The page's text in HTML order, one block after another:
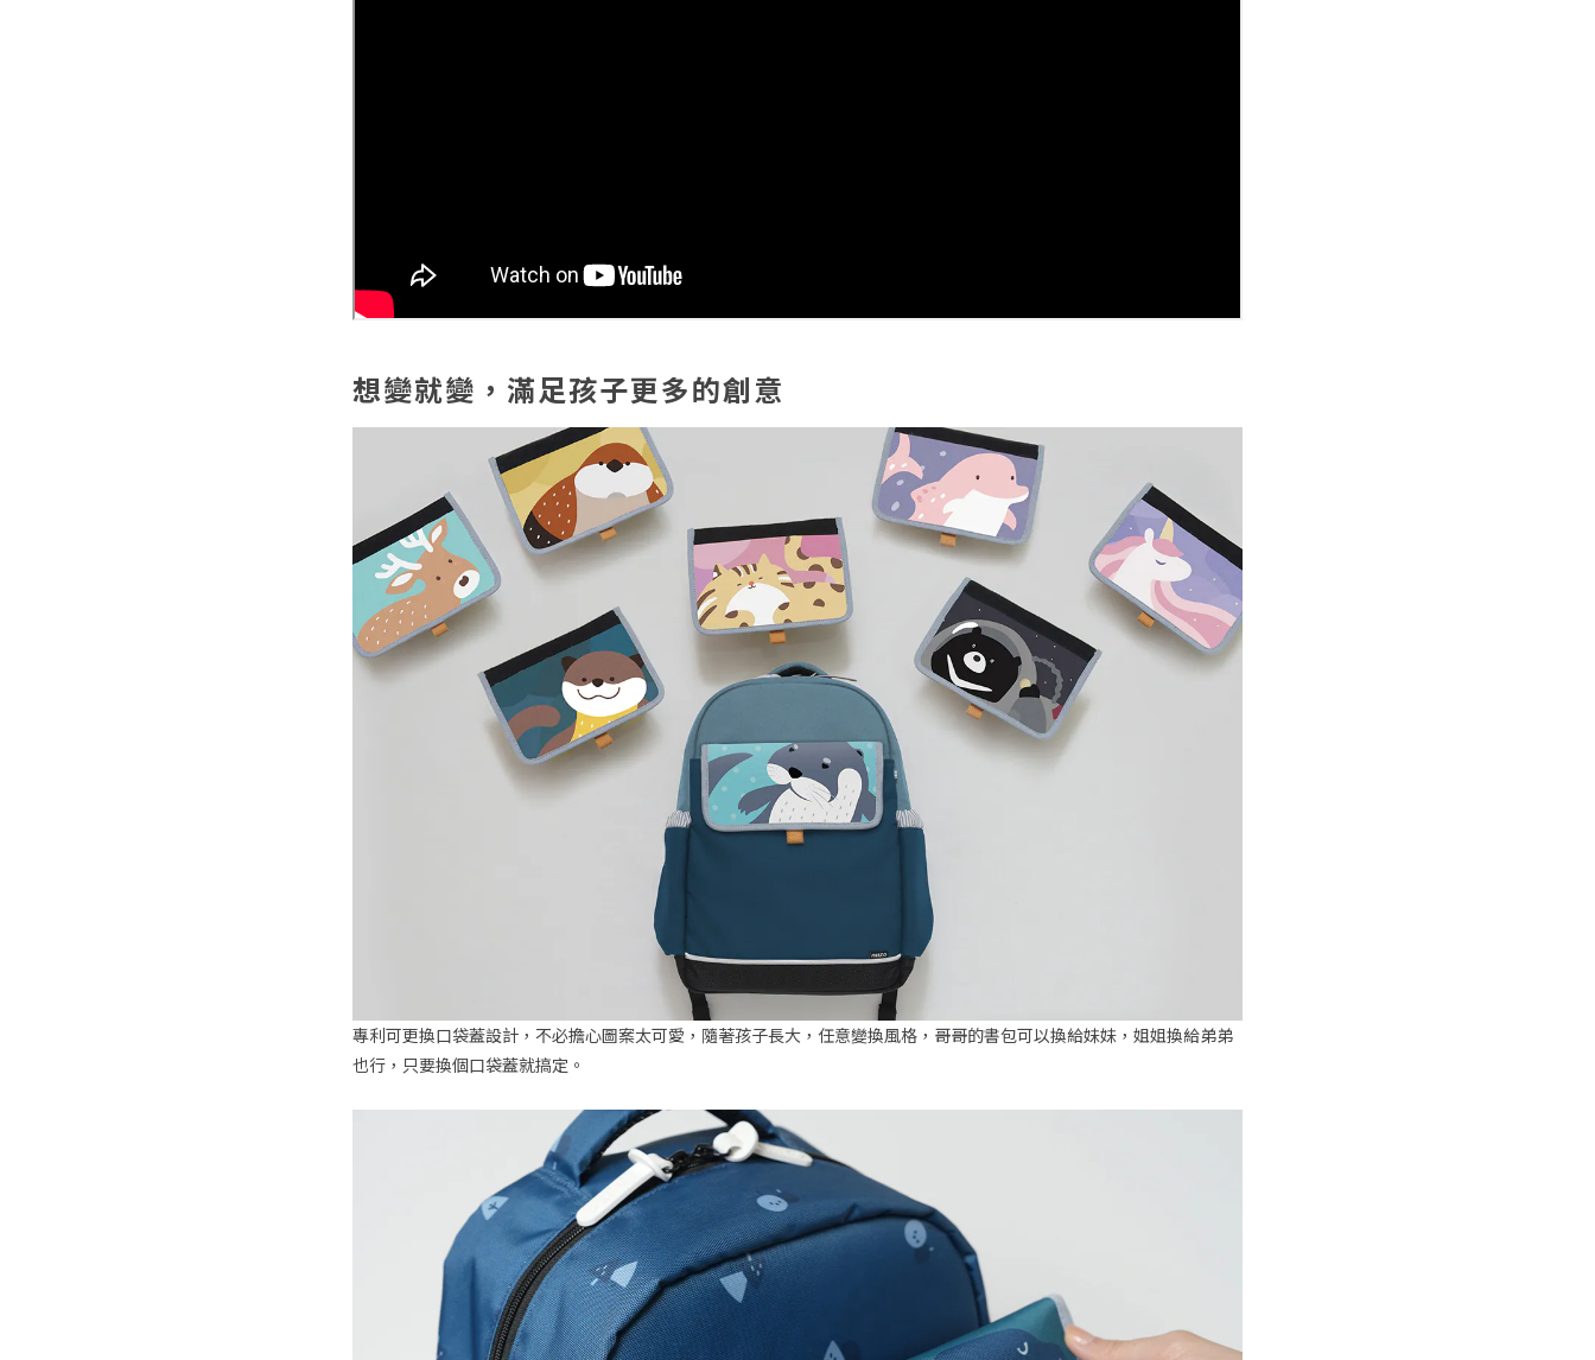
想變就變，滿足孩子更多的創意
專利可更換口袋蓋設計，不必擔心圖案太可愛，隨著孩子長大，任意變換風格，哥哥的書包可以換給妹妹，姐姐換給弟弟
也行，只要換個口袋蓋就搞定。